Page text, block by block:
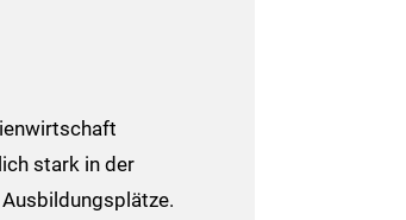
stark in der